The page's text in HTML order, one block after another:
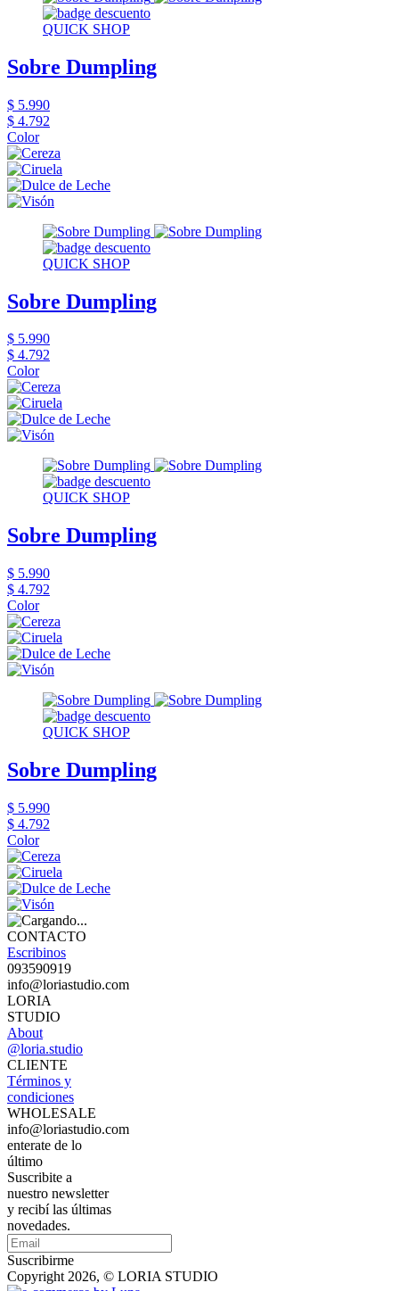
QUICK SHOP
Sobre Dumpling
$ 5.990
$ 4.792
Color
QUICK SHOP
Sobre Dumpling
$ 5.990
$ 4.792
Color
QUICK SHOP
Sobre Dumpling
$ 5.990
$ 4.792
Color
QUICK SHOP
Sobre Dumpling
$ 5.990
$ 4.792
Color
CONTACTO
Escribinos
093590919
info@loriastudio.com
LORIA
STUDIO
About
@loria.studio
CLIENTE
Términos y
condiciones
WHOLESALE
info@loriastudio.com
enterate de lo
último
Suscribite a
nuestro newsletter
y recibí las últimas
novedades.
Suscribirme
Copyright 2026, © LORIA STUDIO